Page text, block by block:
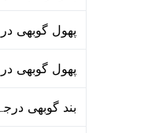
پھول گوبھی
پھول گوبھی
بند گوبھی